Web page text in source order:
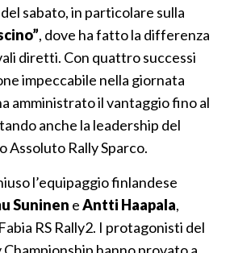
sabato, in particolare sulla
, dove ha fatto la differenza
diretti. Con quattro successi
impeccabile nella giornata
amministrato il vantaggio fino al
anche la leadership del
Assoluto Rally Sparco.
l’equipaggio finlandese
Suninen eAntti Haapala,
RS Rally2. I protagonisti del